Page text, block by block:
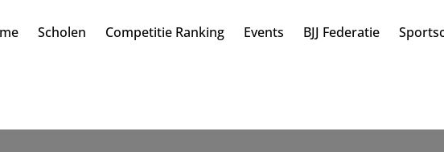
Scholen Competitie Ranking Events BJJ Federatie